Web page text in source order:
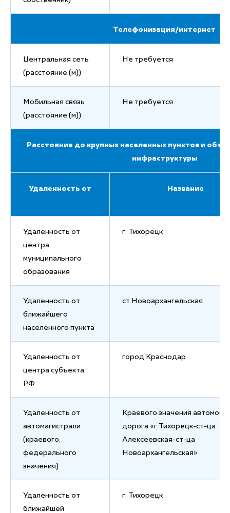
Телефонизация/интернет
Центральная сеть
(расстояние (м))
Не требуется
Мобильная связь
(расстояние (м))
Не требуется
Расстояние до крупных населенных пунктов и
инфраструктуры
Удаленность от Название
Удаленность от
центра
муниципального
образования
г. Тихорецк
Удаленность от
ближайшего
населенного пункта
ст.Новоархангельская
Удаленность от
центра субъекта
РФ
город Краснодар
Удаленность от
автомагистрали
(краевого,
федерального
значения)
Краевого значения
дорога «г.Тихорецк-ст-ца
Алексеевская-ст-ца
Новоархангельская»
Удаленность от
ближайшей
г. Тихорецк